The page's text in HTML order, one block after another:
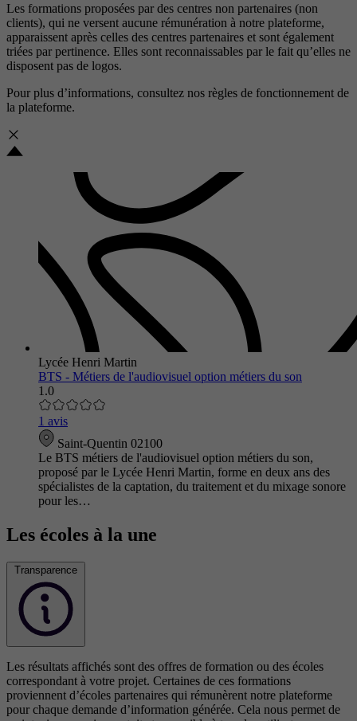
Les formations proposées par des centres non partenaires (non
clients), qui ne versent aucune rémunération à notre plateforme,
apparaissent après celles des centres partenaires et sont également
triées par pertinence. Elles sont reconnaissables par le fait qu’elles ne
disposent pas de logos.
Pour plus d’informations, consultez nos règles de fonctionnement de
la plateforme.
Lycée Henri Martin
BTS - Métiers de l'audiovisuel option métiers du son
1.0
1 avis
Saint-Quentin 02100
Le BTS métiers de l'audiovisuel option métiers du son,
proposé par le Lycée Henri Martin, forme en deux ans des
spécialistes de la captation, du traitement et du mixage sonore
pour les…
Les écoles à la une
Transparence
Les résultats affichés sont des offres de formation ou des écoles
correspondant à votre projet. Certaines de ces formations
proviennent d’écoles partenaires qui rémunèrent notre plateforme
pour chaque demande d’information générée. Cela nous permet de